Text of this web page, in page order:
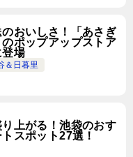
おいしさ！「あさぎ
のポップアップストア
登場
＆日暮里
上がる！池袋のおす
スポット27選！